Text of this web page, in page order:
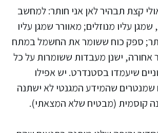
קצת תבהיר לאן אני חותר: למחשב
עליו מנוזלים; מאוורר שמגן עליו
ספק כוח ששומר את החשמל במתח
אחורה, ישנן מעבדות ששומרות על כל
שיעמדו בסטנדרט. יש אפילו
שמנטרים שהמידע המגנטי לא ישתנה
קוסמית (מבטיח שלא המצאתי).